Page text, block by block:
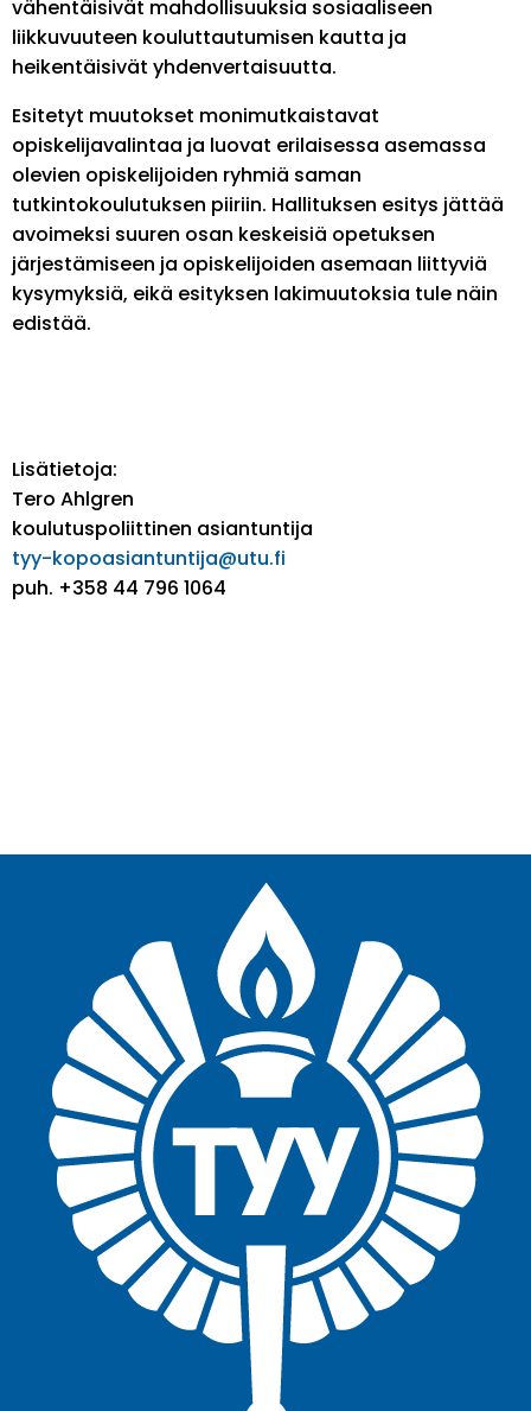
vähentäisivät mahdollisuuksia sosiaaliseen
liikkuvuuteen kouluttautumisen kautta ja
heikentäisivät yhdenvertaisuutta.
Esitetyt muutokset monimutkaistavat
opiskelijavalintaa ja luovat erilaisessa asemassa
olevien opiskelijoiden ryhmiä saman
tutkintokoulutuksen piiriin. Hallituksen esitys jättää
avoimeksi suuren osan keskeisiä opetuksen
järjestämiseen ja opiskelijoiden asemaan liittyviä
kysymyksiä, eikä esityksen lakimuutoksia tule näin
edistää.
Lisätietoja:
Tero Ahlgren
koulutuspoliittinen asiantuntija
tyy-kopoasiantuntija@utu.fi
puh. +358 44 796 1064